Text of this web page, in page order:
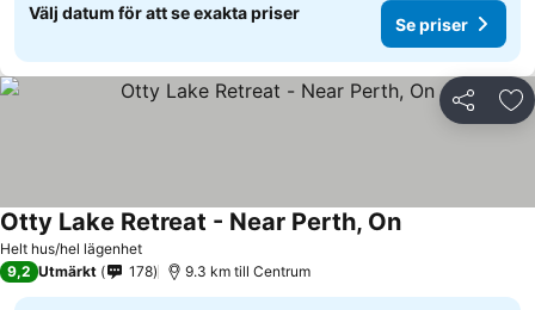
Välj datum för att se exakta priser
Se priser
Dela
Helt hus/hel lägenhet
Otty Lake Retreat - Near Perth, On
9,2 Utmärkt 178 9.3 km till Centrum